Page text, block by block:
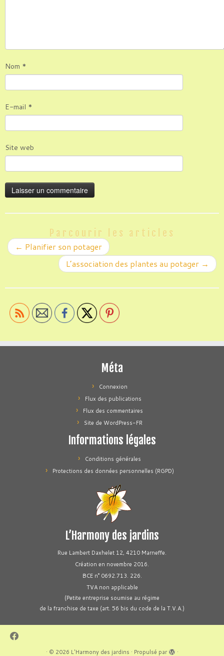
Nom *
E-mail *
Site web
Parcourir les articles
← Planifier son potager
L’association des plantes au potager →
Méta
Connexion
Flux des publications
Flux des commentaires
Site de WordPress-FR
Informations légales
Conditions générales
Protections des données personnelles (RGPD)
L’Harmony des jardins
Rue Lambert Daxhelet 12, 4210 Marneffe.
Création en novembre 2016.
BCE n° 0692.713. 226.
TVA non applicable
(Petite entreprise soumise au régime
de la franchise de taxe (art. 56 bis du code de la T.V.A.)
· © 2026 L'Harmony des jardins · Propulsé par ·